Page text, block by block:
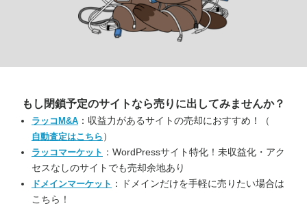
もし閉鎖予定のサイトなら売りに出してみませんか？
ラッコM&A ：収益力があるサイトの売却におすすめ！（
自動査定はこちら ）
ラッコマーケット ：WordPressサイト特化！未収益化・アク
セスなしのサイトでも売却余地あり
ドメインマーケット ：ドメインだけを手軽に売りたい場合は
こちら！